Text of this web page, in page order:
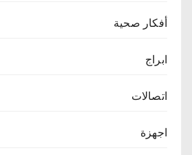
أفكار صحية
ابراج
اتصالات
اجهزة